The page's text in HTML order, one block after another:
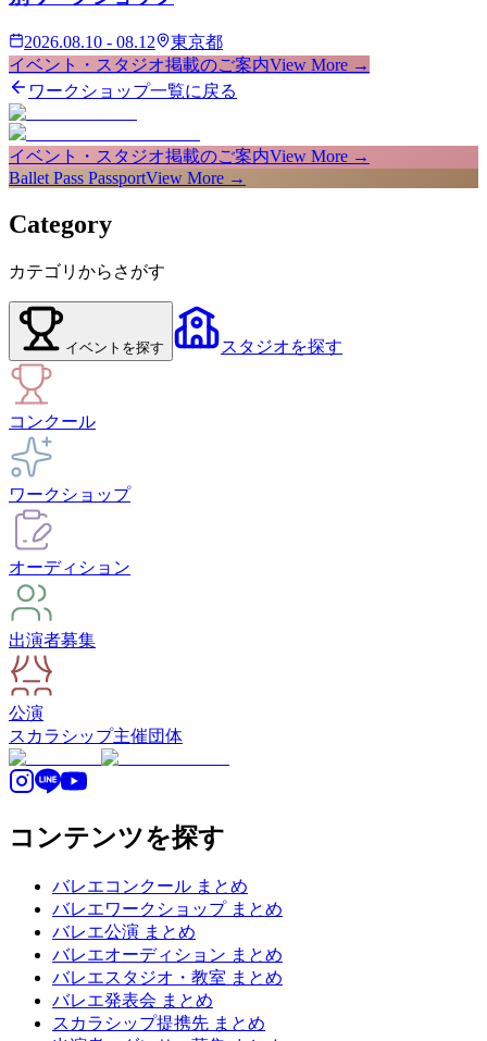
2026.08.10 - 08.12
東京都
イベント・スタジオ掲載のご案内View More →
ワークショップ一覧に戻る
イベント・スタジオ掲載のご案内View More →
Ballet Pass PassportView More →
Category
カテゴリからさがす
イベント を探す スタジオを探す
コンクール
ワークショップ
オーディション
出演者募集
公演
スカラシップ主催団体
コンテンツを探す
バレエコンクール まとめ
バレエワークショップ まとめ
バレエ公演 まとめ
バレエオーディション まとめ
バレエスタジオ・教室 まとめ
バレエ発表会 まとめ
スカラシップ提携先 まとめ